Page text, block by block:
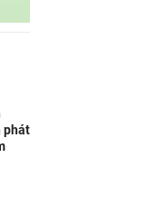
phát